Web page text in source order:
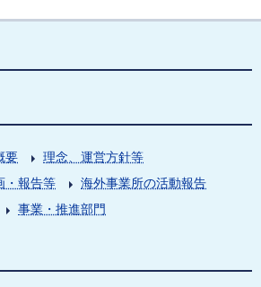
要
理念、運営方針等
・報告等
海外事業所の活動報告
事業・推進部門